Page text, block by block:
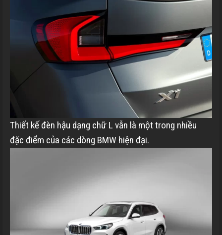
Thiết kế đèn hậu dạng chữ L vẫn là một trong nhiều
đặc điểm của các dòng BMW hiện đại.